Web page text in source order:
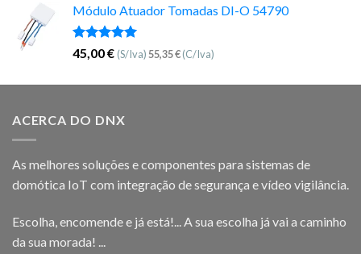
Módulo Atuador Tomadas DI-O 54790
Avaliação
5.00
de 5
45,00€ (S/Iva)55,35€(C/Iva)
ACERCA DO DNX
As melhores soluções e componentes para sistemas de
domótica IoT com integração de segurança e vídeo vigilância.
Escolha, encomende e já está!... A sua escolha já vai a caminho
da sua morada! ...